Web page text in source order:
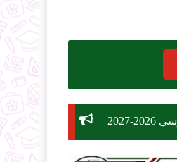
مسابقة توظيف وزارة التربية الوطنية 2026: دليل الشروط، التخصصات، وكيفية